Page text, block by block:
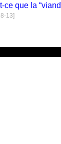
ce que la
13]